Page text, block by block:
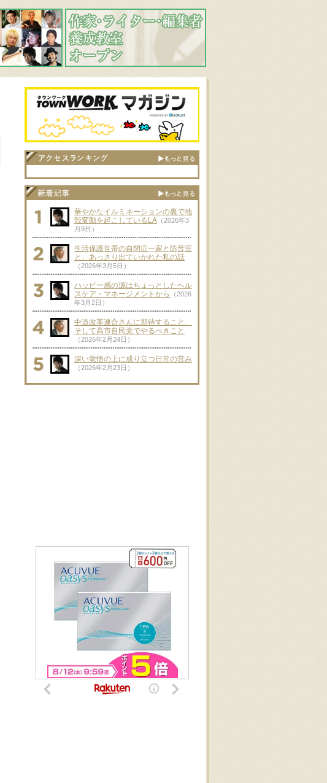
華やかなイルミネーションの裏で地
殻変動を起こしているLA （2026年3
月9日）
生活保護世帯の自閉症一家と防音室
と、あっさり出ていかれた私の話
（2026年3月5日）
ハッピー感の源はちょっとしたヘル
スケア・マネージメントから
（2026
年3月2日）
中道改革連合さんに期待すること、
そして高市自民党でやるべきこと
（2026年2月24日）
深い覚悟の上に成り立つ日常の営み
（2026年2月23日）